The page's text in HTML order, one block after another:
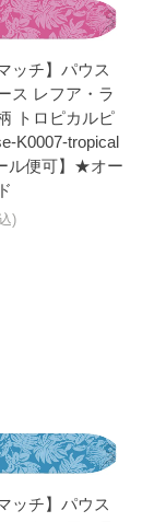
ッチ】パウス
ス レフア・ラ
トロピカルピ
K0007-tropical
ル便可】★オー
)
ッチ】パウス